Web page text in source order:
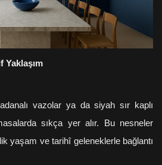
Yaklaşım
vazolar ya da siyah sır kaplı
sıkça yer alır. Bu nesneler
yaşam ve tarihî geleneklerle bağlantı